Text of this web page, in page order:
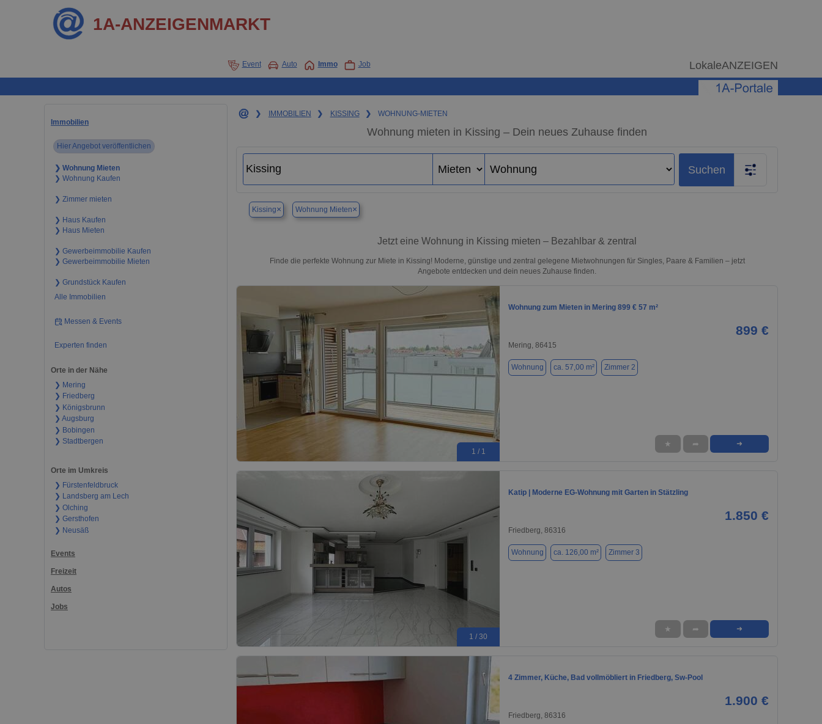
1A-ANZEIGENMARKT
Event Auto Immo Job LokaleANZEIGEN
Immobilien
Hier Angebot veröffentlichen
❯ Wohnung Mieten
❯ Wohnung Kaufen
❯ Zimmer mieten
❯ Haus Kaufen
❯ Haus Mieten
❯ Gewerbeimmobilie Kaufen
❯ Gewerbeimmobilie Mieten
❯ Grundstück Kaufen
Alle Immobilien
Messen & Events
Experten finden
Orte in der Nähe
❯ Mering
❯ Friedberg
❯ Königsbrunn
❯ Augsburg
❯ Bobingen
❯ Stadtbergen
Orte im Umkreis
❯ Fürstenfeldbruck
❯ Landsberg am Lech
❯ Olching
❯ Gersthofen
❯ Neusäß
Events
Freizeit
Autos
Jobs
❯ IMMOBILIEN ❯ KISSING ❯ WOHNUNG-MIETEN
Wohnung mieten in Kissing – Dein neues Zuhause finden
Suchen
Kissing× Wohnung Mieten×
Jetzt eine Wohnung in Kissing mieten – Bezahlbar & zentral
Finde die perfekte Wohnung zur Miete in Kissing! Moderne, günstige und zentral gelegene Mietwohnungen für Singles, Paare & Familien – jetzt
Angebote entdecken und dein neues Zuhause finden.
1 / 1
Wohnung zum Mieten in Mering 899 € 57 m²
899 €
Mering, 86415
Wohnung ca. 57,00 m² Zimmer 2
★ ➦ ➜
1 / 30
Katip | Moderne EG-Wohnung mit Garten in Stätzling
1.850 €
Friedberg, 86316
Wohnung ca. 126,00 m² Zimmer 3
★ ➦ ➜
4 Zimmer, Küche, Bad vollmöbliert in Friedberg, Sw-Pool
1.900 €
Friedberg, 86316